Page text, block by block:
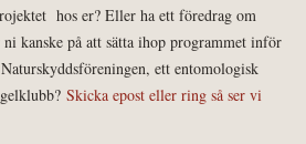
hos er? Eller ha ett föredrag om
kanske på att sätta ihop programmet inför
ett entomologisk
Skicka epost eller ring så ser vi